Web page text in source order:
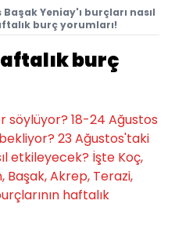
Yeniay'ı burçları nasıl
burç yorumları!
burç
söylüyor? 18-24 Ağustos
23 Ağustos'taki
etkileyecek? İşte Koç,
Başak, Akrep, Terazi,
haftalık